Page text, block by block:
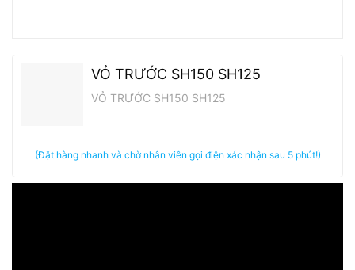
VỎ TRƯỚC SH150 SH125
VỎ TRƯỚC SH150 SH125
(Đặt hàng nhanh và chờ nhân viên gọi điện xác nhận sau 5 phút!)